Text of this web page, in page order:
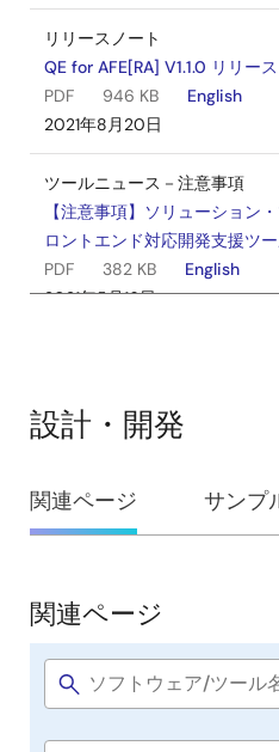
リリースノート
QE for AFE[RA] V1.1.0 リリー
PDF
946 KB
English
2021年8月20日
ツールニュース－注意事項
【注意事項】ソリューショ
ロントエンド対応開発支援ツ
PDF
382 KB
English
2021年5月16日
ロントエンド対応開発支援ツー
PDF
628 KB
リリースノート
2021年3月31日
設計・開発
設
計・
発
関連ページ サンプ
関
連
ペ
ー
関連ページ
Software